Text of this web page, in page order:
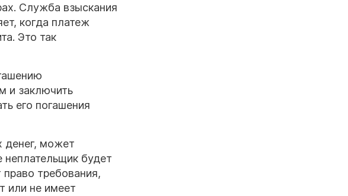
Служба взыскания
когда платеж
Это так
и заключить
его погашения
денег, может
неплательщик будет
требования,
или не имеет